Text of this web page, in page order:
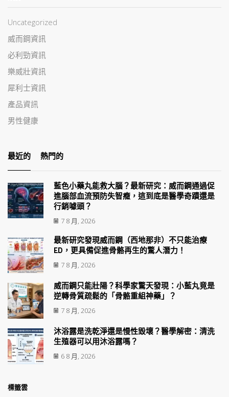
Uncategorized
威而鋼資訊
必利勁資訊
樂威壯資訊
犀利士資訊
產品資訊
男性健康
最近的 熱門的
藍色小藥丸能救大腦？最新研究：威而鋼通過促
進腦部血流預防失智癥，這到底是醫學奇蹟還是
行銷噱頭？
7 8 月, 2026
最新研究發現威而鋼（西地那非）不只能治療
ED，更具備促進骨骼再生的驚人潛力！
7 8 月, 2026
威而鋼只能壯陽？科學家驚天發現：小藍丸竟是
逆轉骨質疏鬆的「骨骼重組神藥」？
7 8 月, 2026
沐浴露是洗乾淨還是慢性毀壞？醫學解密：清洗
生殖器可以用沐浴露嗎？
6 8 月, 2026
標籤雲